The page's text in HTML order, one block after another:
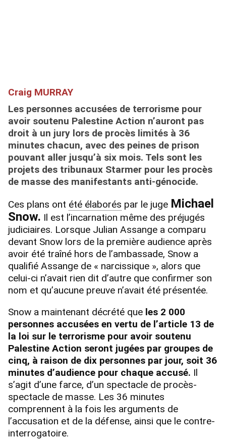
Craig MURRAY
Les personnes accusées de terrorisme pour
avoir soutenu Palestine Action n’auront pas
droit à un jury lors de procès limités à 36
minutes chacun, avec des peines de prison
pouvant aller jusqu’à six mois. Tels sont les
projets des tribunaux Starmer pour les procès
de masse des manifestants anti-génocide.
Ces plans ont été élaborés par le juge Michael
Snow. Il est l’incarnation même des préjugés
judiciaires. Lorsque Julian Assange a comparu
devant Snow lors de la première audience après
avoir été traîné hors de l’ambassade, Snow a
qualifié Assange de « narcissique », alors que
celui-ci n’avait rien dit d’autre que confirmer son
nom et qu’aucune preuve n’avait été présentée.
Snow a maintenant décrété que les 2 000
personnes accusées en vertu de l’article 13 de
la loi sur le terrorisme pour avoir soutenu
Palestine Action seront jugées par groupes de
cinq, à raison de dix personnes par jour, soit 36
minutes d’audience pour chaque accusé. Il
s’agit d’une farce, d’un spectacle de procès-
spectacle de masse. Les 36 minutes
comprennent à la fois les arguments de
l’accusation et de la défense, ainsi que le contre-
interrogatoire.